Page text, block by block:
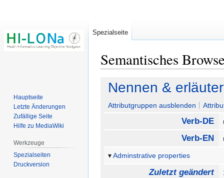
Semantisches
Zur
Navigation
springen
Zur
Suche
springen
Nennen &
Attributgruppen ausblenden
Verb-DE
Verb-EN
Adminstrative properties
Zuletzt geändert
Spezialseite
Hauptseite
Letzte Änderungen
Zufällige Seite
Hilfe zu MediaWiki
Werkzeuge
Spezialseiten
Druckversion